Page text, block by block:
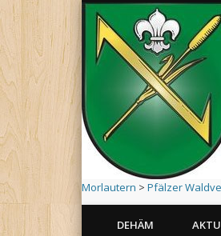
Morlautern > Pfälzer
DEHÄM